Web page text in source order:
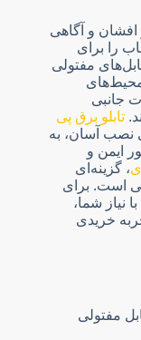
و آگاهی
را برای
مفتولی
جانبی
تابلو برق پی
نصب آسان، به
ایمن و
، گزینه‌ای
است. برای
نیاز شما،
خریدی
مفتولی